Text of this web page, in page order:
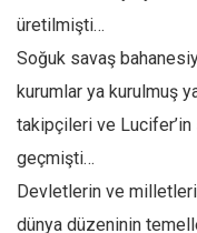
üretilmişti…
Soğuk savaş
kurumlar ya kurulmuş
takipçileri ve Lucifer’in
geçmişti…
Devletlerin ve
dünya düzeninin